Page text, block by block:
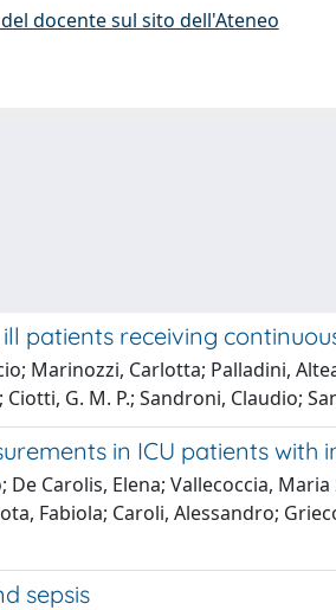
docente sul sito dell'Ateneo
patients receiving
Marinozzi, Carlotta; Palladini,
Ciotti, G. M. P.; Sandroni, Claudio;
in ICU patients with
Carolis, Elena; Vallecoccia,
Fabiola; Caroli, Alessandro;
sepsis